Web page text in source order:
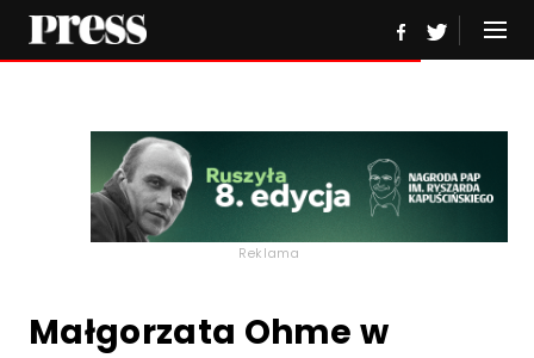
Reklama
Małgorzata Ohme w